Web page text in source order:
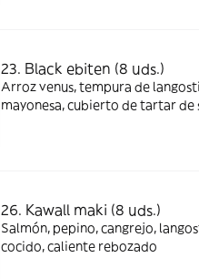
23. Black ebiten (8 uds.)
Arroz venus, tempura de
mayonesa, cubierto de tartar de
26. Kawall maki (8 uds.)
Salmón, pepino, cangrejo,
cocido, caliente rebozado